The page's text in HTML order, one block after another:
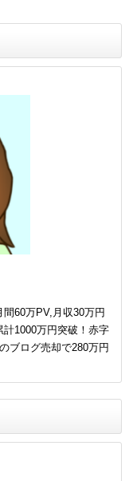
60万PV,月収30万円
1000万円突破！赤字
ブログ売却で280万円